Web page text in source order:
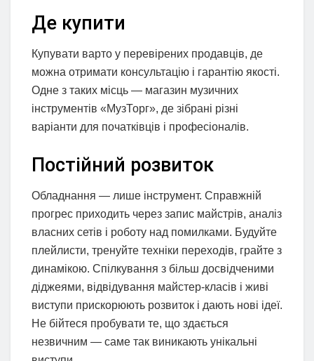
Де купити
Купувати варто у перевірених продавців, де
можна отримати консультацію і гарантію якості.
Одне з таких місць — магазин музичних
інструментів «МузТорг», де зібрані різні
варіанти для початківців і професіоналів.
Постійний розвиток
Обладнання — лише інструмент. Справжній
прогрес приходить через запис майстрів, аналіз
власних сетів і роботу над помилками. Будуйте
плейлисти, тренуйте техніки переходів, грайте з
динамікою. Спілкування з більш досвідченими
діджеями, відвідування майстер-класів і живі
виступи прискорюють розвиток і дають нові ідеї.
Не бійтеся пробувати те, що здається
незвичним — саме так виникають унікальні